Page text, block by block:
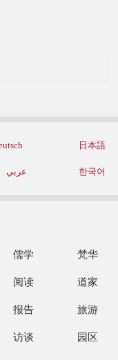
日本語
عربي 한국어
儒学 梵华
阅读 道家
报告 旅游
访谈 园区